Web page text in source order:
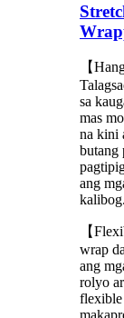
【
sa
mas
na kini
butang
ang
kalibog.
【
wrap
ang
rolyo
flexible